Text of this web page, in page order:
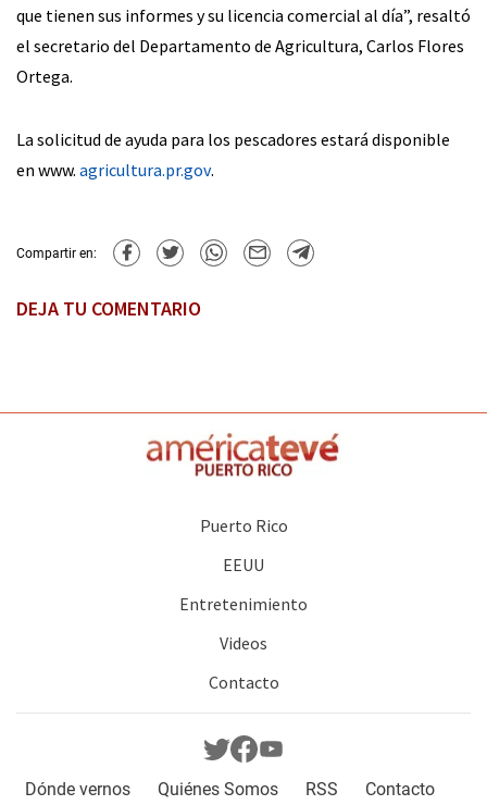
que tienen sus informes y su licencia comercial al día”, resaltó
el secretario del Departamento de Agricultura, Carlos Flores
Ortega.
La solicitud de ayuda para los pescadores estará disponible
en www. agricultura.pr.gov.
Compartir en:
DEJA TU COMENTARIO
Puerto Rico
EEUU
Entretenimiento
Videos
Contacto
Dónde vernos Quiénes Somos RSS Contacto